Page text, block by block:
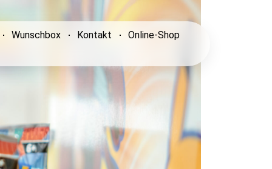
Wunschbox Kontakt Online-Shop